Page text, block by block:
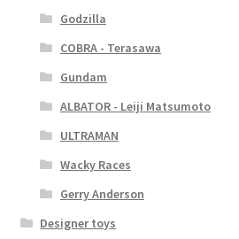
Godzilla
COBRA - Terasawa
Gundam
ALBATOR - Leiji Matsumoto
ULTRAMAN
Wacky Races
Gerry Anderson
Designer toys